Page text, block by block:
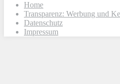
Home
Transparenz: Werbung und
Datenschutz
Impressum